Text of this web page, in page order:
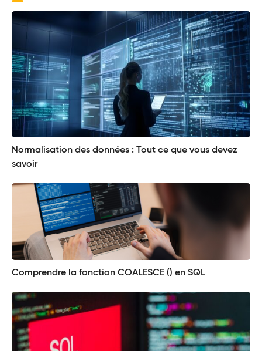
Normalisation des données : Tout ce que vous devez
savoir
Comprendre la fonction COALESCE () en SQL